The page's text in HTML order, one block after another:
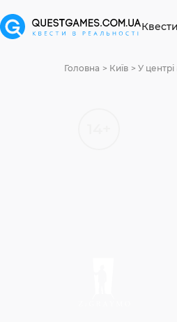
Квести
Головна Київ У центрі